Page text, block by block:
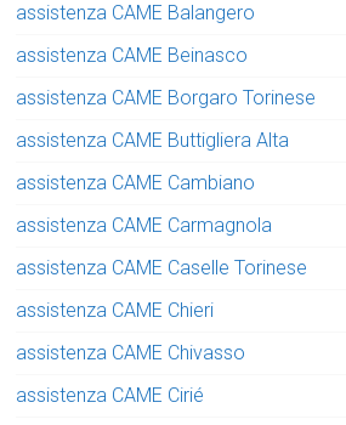
assistenza CAME Balangero
assistenza CAME Beinasco
assistenza CAME Borgaro Torinese
assistenza CAME Buttigliera Alta
assistenza CAME Cambiano
assistenza CAME Carmagnola
assistenza CAME Caselle Torinese
assistenza CAME Chieri
assistenza CAME Chivasso
assistenza CAME Cirié